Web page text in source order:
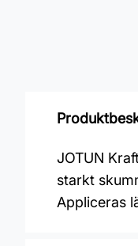
JOTUN
starkt
Appliceras